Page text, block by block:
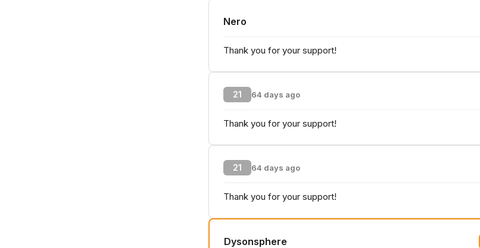
Nero
Thank you for your support!
21 64 days ago
Thank you for your support!
21 64 days ago
Thank you for your support!
Dysonsphere